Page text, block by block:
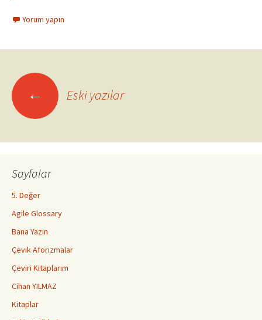
Yorum yapın
Yazı
dolaşımı
← Eski yazılar
Sayfalar
5. Değer
Agile Glossary
Bana Yazın
Çevik Aforizmalar
Çeviri Kitaplarım
Cihan YILMAZ
Kitaplar